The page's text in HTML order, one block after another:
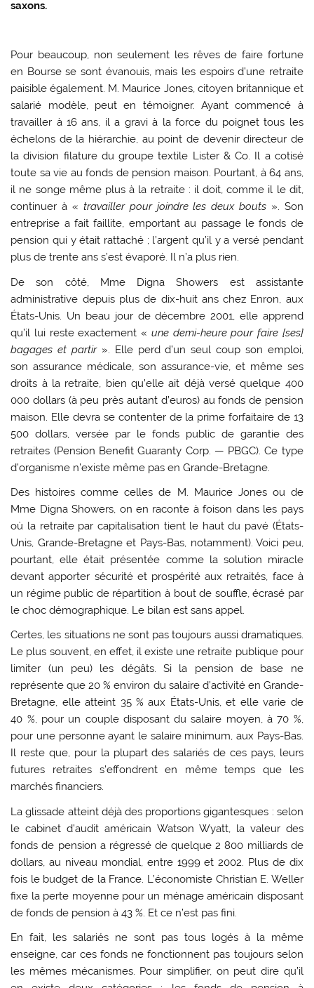
saxons.
Pour beaucoup, non seulement les rêves de faire fortune
en Bourse se sont évanouis, mais les espoirs d’une retraite
paisible également. M. Maurice Jones, citoyen britannique et
salarié modèle, peut en témoigner. Ayant commencé à
travailler à 16 ans, il a gravi à la force du poignet tous les
échelons de la hiérarchie, au point de devenir directeur de
la division filature du groupe textile Lister & Co. Il a cotisé
toute sa vie au fonds de pension maison. Pourtant, à 64 ans,
il ne songe même plus à la retraite : il doit, comme il le dit,
continuer à « travailler pour joindre les deux bouts ». Son
entreprise a fait faillite, emportant au passage le fonds de
pension qui y était rattaché ; l’argent qu’il y a versé pendant
plus de trente ans s’est évaporé. Il n’a plus rien.
De son côté, Mme Digna Showers est assistante
administrative depuis plus de dix-huit ans chez Enron, aux
États-Unis. Un beau jour de décembre 2001, elle apprend
qu’il lui reste exactement « une demi-heure pour faire [ses]
bagages et partir». Elle perd d’un seul coup son emploi,
son assurance médicale, son assurance-vie, et même ses
droits à la retraite, bien qu’elle ait déjà versé quelque 400
000 dollars (à peu près autant d’euros) au fonds de pension
maison. Elle devra se contenter de la prime forfaitaire de 13
500 dollars, versée par le fonds public de garantie des
retraites (Pension Benefit Guaranty Corp. — PBGC). Ce type
d’organisme n’existe même pas en Grande-Bretagne.
Des histoires comme celles de M. Maurice Jones ou de
Mme Digna Showers, on en raconte à foison dans les pays
où la retraite par capitalisation tient le haut du pavé (États-
Unis, Grande-Bretagne et Pays-Bas, notamment). Voici peu,
pourtant, elle était présentée comme la solution miracle
devant apporter sécurité et prospérité aux retraités, face à
un régime public de répartition à bout de souffle, écrasé par
le choc démographique. Le bilan est sans appel.
Certes, les situations ne sont pas toujours aussi dramatiques.
Le plus souvent, en effet, il existe une retraite publique pour
limiter (un peu) les dégâts. Si la pension de base ne
représente que 20 % environ du salaire d’activité en Grande-
Bretagne, elle atteint 35 % aux États-Unis, et elle varie de
40 %, pour un couple disposant du salaire moyen, à 70 %,
pour une personne ayant le salaire minimum, aux Pays-Bas.
Il reste que, pour la plupart des salariés de ces pays, leurs
futures retraites s’effondrent en même temps que les
marchés financiers.
La glissade atteint déjà des proportions gigantesques : selon
le cabinet d’audit américain Watson Wyatt, la valeur des
fonds de pension a régressé de quelque 2 800 milliards de
dollars, au niveau mondial, entre 1999 et 2002. Plus de dix
fois le budget de la France. L’économiste Christian E. Weller
fixe la perte moyenne pour un ménage américain disposant
de fonds de pension à 43 %. Et ce n’est pas fini.
En fait, les salariés ne sont pas tous logés à la même
enseigne, car ces fonds ne fonctionnent pas toujours selon
les mêmes mécanismes. Pour simplifier, on peut dire qu’il